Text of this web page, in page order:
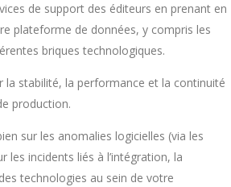
de support des éditeurs en prenant en
plateforme de données, y compris les
briques technologiques.
la stabilité, la performance et la continuité
production.
sur les anomalies logicielles (via les
les incidents liés à l’intégration, la
technologies au sein de votre